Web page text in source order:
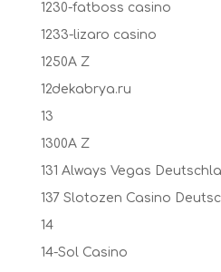
1230-fatboss casino
1233-lizaro casino
1250A Z
12dekabrya.ru
13
1300A Z
131 Always Vegas
137 Slotozen Casino
14
14-Sol Casino